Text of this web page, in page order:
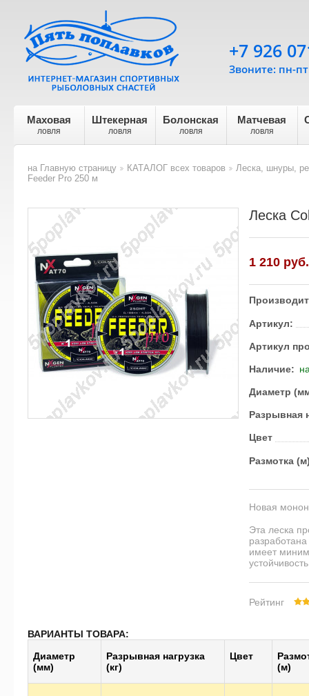
Маховая
ловля
Штекерная
ловля
Болонская
ловля
Матчевая
ловля
+7 926
Звоните: пн-
на Главную страницу
КАТАЛОГ всех товаров
Леска, шнуры,
Feeder Pro 250 м
Леска
1 210 руб.
Артикул:
Артикул
Наличие:
Диаметр
Разрывная
Цвет
Размотка
Новая
Эта леска
имеет
Рейтинг
ВАРИАНТЫ ТОВАРА:
Диаметр
(мм)
Разрывная нагрузка
(кг)
Цвет
(м)